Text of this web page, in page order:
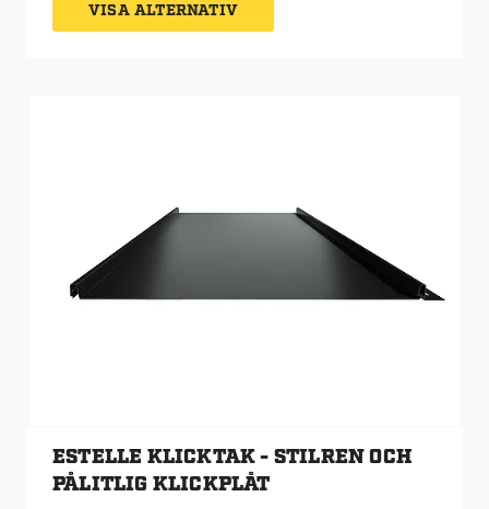
VISA ALTERNATIV
ESTELLE KLICKTAK - STILREN OCH
PÅLITLIG KLICKPLÅT